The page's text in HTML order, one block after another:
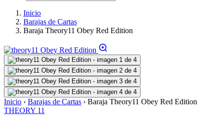
Inicio
Barajas de Cartas
Baraja Theory11 Obey Red Edition
Inicio › Barajas de Cartas › Baraja Theory11 Obey Red Edition
THEORY 11